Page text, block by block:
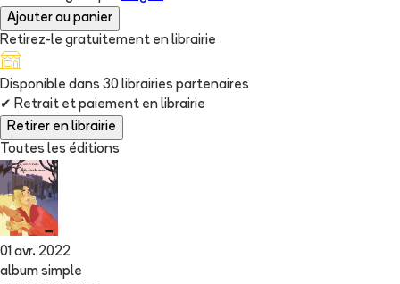
Ajouter au panier
Retirez-le gratuitement en librairie
Disponible dans 30 librairies partenaires
✔ Retrait et paiement en librairie
Retirer en librairie
Toutes les éditions
01 avr. 2022
album simple